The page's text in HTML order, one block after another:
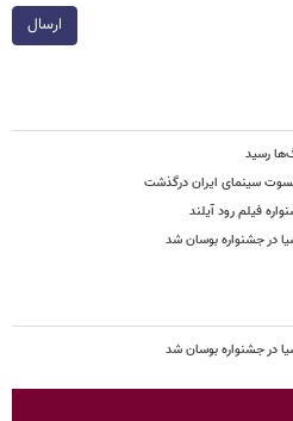
ارسال
رسید
سینمای ایران درگذشت
در جشنواره بوسان شد
در جشنواره بوسان شد